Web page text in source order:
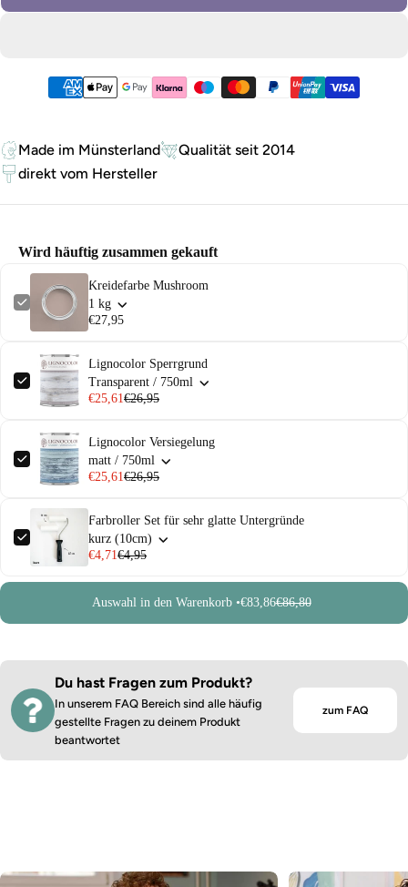
Zahlungsmethoden
Made im Münsterland
Qualität seit 2014
direkt vom Hersteller
Wird häuftig zusammen gekauft
Kreidefarbe Mushroom
1 kg
€27,95
Lignocolor Sperrgrund
Transparent / 750ml
€25,61€26,95
Lignocolor Versiegelung
matt / 750ml
€25,61€26,95
Farbroller Set für sehr glatte Untergründe
kurz (10cm)
€4,71€4,95
Auswahl in den Warenkorb •€83,86€86,80
Du hast Fragen zum Produkt?
In unserem FAQ Bereich sind alle häufig
gestellte Fragen zu deinem Produkt
beantwortet
zum FAQ